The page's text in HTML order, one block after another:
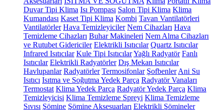
Duvar Tipi Klima Isı Pompası Salon Tipi Klima Klima
Kumandası Kaset Tipi Klima Kombi Tavan Vantilatörleri
Vantilatörler Hava Temizleyiciler Nem Cihazları Hava
Temizleme Cihazları Buhar Makineleri Nem Alma Cihazları
ve Rutubet Gidericiler Elektrikli Isıtıcılar Quartz Isıtıcılar
Infrared Isıtıcılar Kule Tipi IsıtıcılarYağlı Radyatör Fanlı
Isıtıcılar Elektrikli Radyatörler Dış Mekan Isıtıcılar
Havlupanlar Radyatörler Termosifonlar Şofbenler Ani Su
Isıtıcı Isıtma ve Soğutma Yedek Parça Radyatör Vanaları
Termostat Klima Yedek Parça Radyatör Yedek Parça Klima
Temizleyicisi Klima Temizleme Spreyi Klima Temizleme
Sıvısı Şömine Şömine Aksesuarları Elektrikli Şömineler